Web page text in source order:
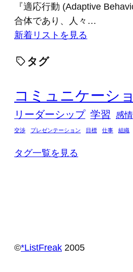
『適応行動 (Adaptive
合体であり、人々…
新着リストを見る
タグ
コミュニケーシ
リーダーシップ 学習 感情
交渉 プレゼンテーション 目標 仕事 組織
タグ一覧を見る
©️*ListFreak 2005